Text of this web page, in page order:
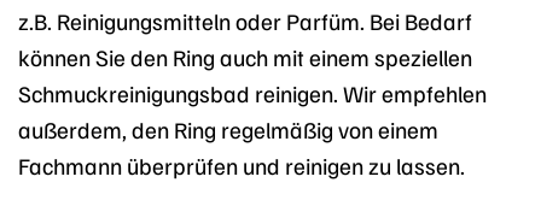
z.B. Reinigungsmitteln oder Parfüm. Bei Bedarf
können Sie den Ring auch mit einem speziellen
Schmuckreinigungsbad reinigen. Wir empfehlen
außerdem, den Ring regelmäßig von einem
Fachmann überprüfen und reinigen zu lassen.